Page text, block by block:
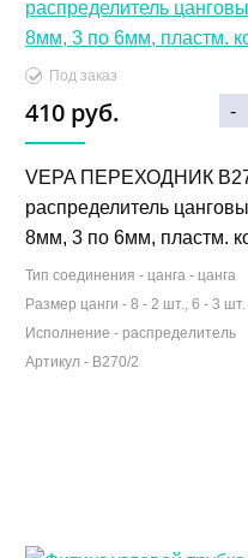
Под заказ
410 руб. -
VEPA ПЕРЕХОДНИК
распределитель
8мм, 3 по 6мм, пластм.
Тип соединения - цанга - цанга
Размер цанги - 8 - 2 шт., 6 - 3 шт.
Исполнение - распределитель
Артикул - B270/2